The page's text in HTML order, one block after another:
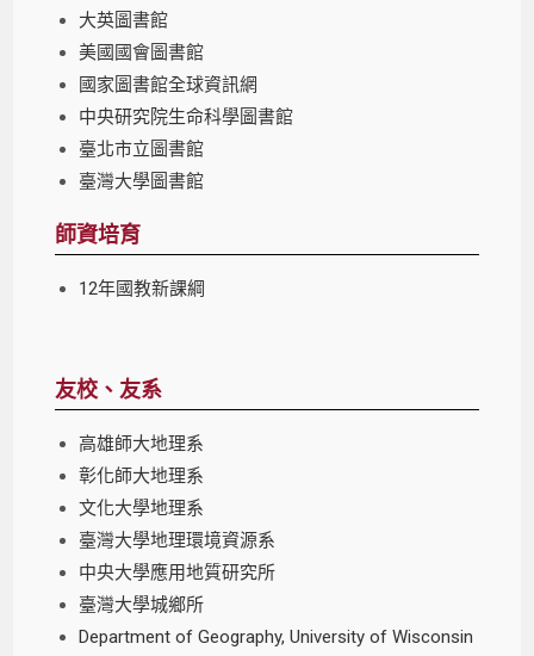
大英圖書館
美國國會圖書館
國家圖書館全球資訊網
中央研究院生命科學圖書館
臺北市立圖書館
臺灣大學圖書館
師資培育
12年國教新課綱
友校、友系
高雄師大地理系
彰化師大地理系
文化大學地理系
臺灣大學地理環境資源系
中央大學應用地質研究所
臺灣大學城鄉所
Department of Geography, University of Wisconsin